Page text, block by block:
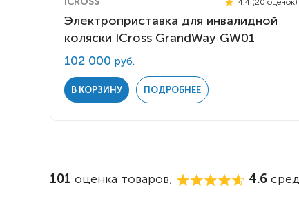
Электроприставка для инвалидной
коляски ICross GrandWay GW01
102 000 руб.
В КОРЗИНУ ПОДРОБНЕЕ
101 оценка товаров, 4.6